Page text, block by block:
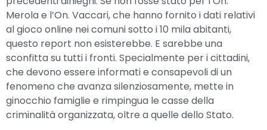
Merola e l’On. Vaccari, che hanno fornito i dati relativi
al gioco online nei comuni sotto i 10 mila abitanti,
questo report non esisterebbe. E sarebbe una
sconfitta su tutti i fronti. Specialmente per i cittadini,
che devono essere informati e consapevoli di un
fenomeno che avanza silenziosamente, mette in
ginocchio famiglie e rimpingua le casse della
criminalità organizzata, oltre a quelle dello Stato.